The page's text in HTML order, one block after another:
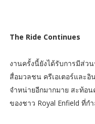
The Ride Continues
งานครั้งนี้ยังได้รับการมีส่ว
สื่อมวลชน ครีเอเตอร์และ
จำหน่ายอีกมากมาย สะท้อ
ของชาว Royal Enfield ที่ก